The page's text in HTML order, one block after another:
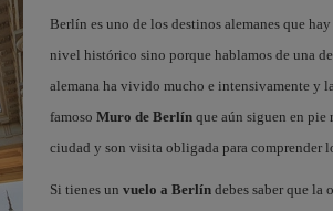
Berlín es uno de los destinos alemanes que
nivel histórico sino porque hablamos de una
alemana ha vivido mucho e intensivamente y
famoso Muro de Berlínque aún siguen en pie
ciudad y son visita obligada para comprender
Si tienes un vuelo a Berlíndebes saber que la